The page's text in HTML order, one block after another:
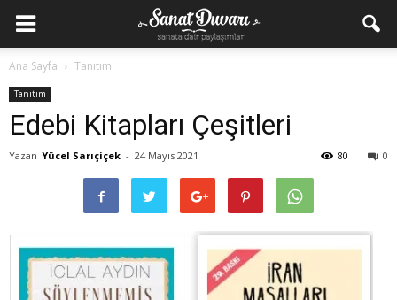
Ana Sayfa Tanıtım
Tanıtım
Edebi Kitapları Çeşitleri
Yazan Yücel Sarıçiçek - 24 Mayıs 2021 0
80